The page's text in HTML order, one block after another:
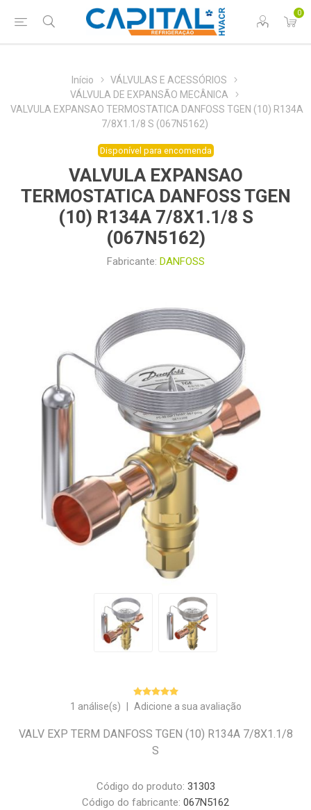
0
Início
VÁLVULAS E ACESSÓRIOS
VÁLVULA DE EXPANSÃO MECÂNICA
VALVULA EXPANSAO TERMOSTATICA DANFOSS TGEN (10) R134A
7/8X1.1/8 S (067N5162)
Disponível para encomenda
VALVULA EXPANSAO
TERMOSTATICA DANFOSS TGEN
(10) R134A 7/8X1.1/8 S
(067N5162)
Fabricante: DANFOSS
1 análise(s) Adicione a sua avaliação
VALV EXP TERM DANFOSS TGEN (10) R134A 7/8X1.1/8
S
Código do produto: 31303
Código do fabricante: 067N5162